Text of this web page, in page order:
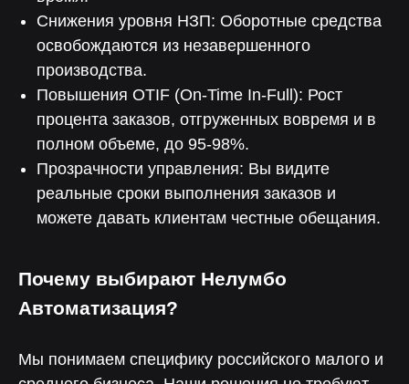
Снижения уровня НЗП: Оборотные средства
освобождаются из незавершенного
производства.
Повышения OTIF (On-Time In-Full): Рост
процента заказов, отгруженных вовремя и в
полном объеме, до 95-98%.
Прозрачности управления: Вы видите
реальные сроки выполнения заказов и
можете давать клиентам честные обещания.
Почему выбирают Нелумбо
Автоматизация?
Мы понимаем специфику российского малого и
Терентьева Оксана Александровна
8 986 759 15 41
Парубенко Григорий Николаевич
8 987 110 00 58
nelumbo-it@mail.ru
Политика конфиденциальности
Разработка сайта